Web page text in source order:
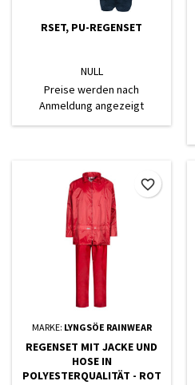
RSET, PU-REGENSET
NULL
Preise werden nach
Anmeldung angezeigt
MARKE: LYNGSÖE RAINWEAR
REGENSET MIT JACKE UND
HOSE IN
POLYESTERQUALITÄT - ROT
favorite_border